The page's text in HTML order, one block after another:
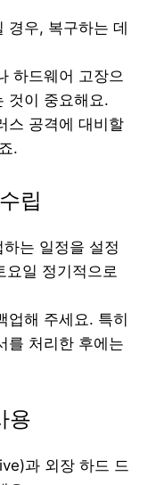
경우, 복구하는 데
하드웨어 고장으
것이 중요해요.
스 공격에 대비할
.
립
는 일정을 설정
요일 정기적으로
업해 주세요. 특히
를 처리한 후에는
용
과 외장 하드 드